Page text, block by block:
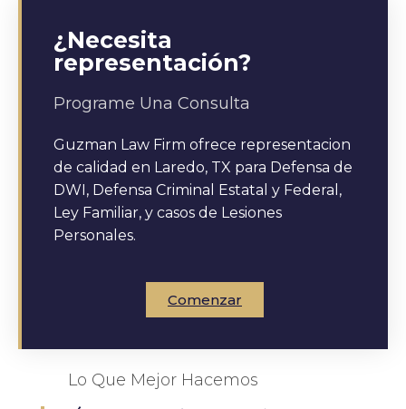
¿Necesita
representación?
Programe Una Consulta
Guzman Law Firm ofrece representacion
de calidad en Laredo, TX para Defensa de
DWI, Defensa Criminal Estatal y Federal,
Ley Familiar, y casos de Lesiones
Personales.
Comenzar
Lo Que Mejor Hacemos